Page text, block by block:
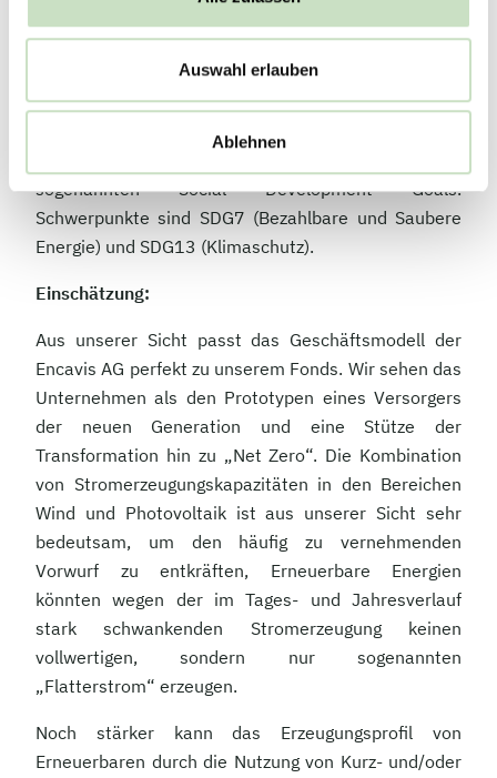
Auswahl erlauben
Ablehnen
Änderungen im Vorstand des Unternehmens.
Das Unternehmen leistet laut ISS ESG einen sehr
positiven Beitrag (9,9) zu acht der insgesamt 17
sogenannten Social Development Goals.
Schwerpunkte sind SDG7 (Bezahlbare und Saubere
Energie) und SDG13 (Klimaschutz).
Einschätzung:
Aus unserer Sicht passt das Geschäftsmodell der
Encavis AG perfekt zu unserem Fonds. Wir sehen das
Unternehmen als den Prototypen eines Versorgers
der neuen Generation und eine Stütze der
Transformation hin zu „Net Zero“. Die Kombination
von Stromerzeugungskapazitäten in den Bereichen
Wind und Photovoltaik ist aus unserer Sicht sehr
bedeutsam, um den häufig zu vernehmenden
Vorwurf zu entkräften, Erneuerbare Energien
könnten wegen der im Tages- und Jahresverlauf
stark schwankenden Stromerzeugung keinen
vollwertigen, sondern nur sogenannten
„Flatterstrom“ erzeugen.
Noch stärker kann das Erzeugungsprofil von
Erneuerbaren durch die Nutzung von Kurz- und/oder